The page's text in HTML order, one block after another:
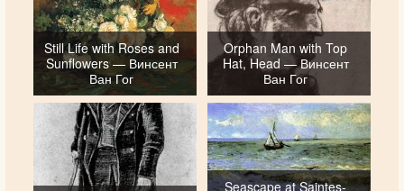
Still Life with Roses and
Sunflowers — Винсент
Ван Гог
Orphan Man with Top
Hat, Head — Винсент
Ван Гог
Seascape at Saintes-